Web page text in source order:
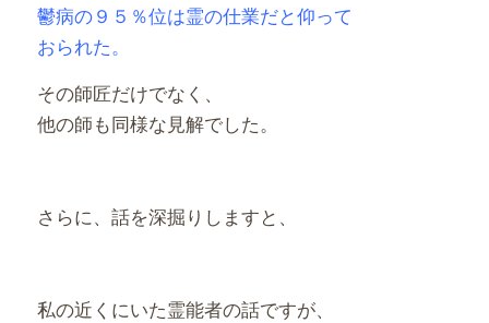
鬱病の９５％位は霊の仕業だと仰って
おられた。
その師匠だけでなく、
他の師も同様な見解でした。
さらに、話を深掘りしますと、
私の近くにいた霊能者の話ですが、